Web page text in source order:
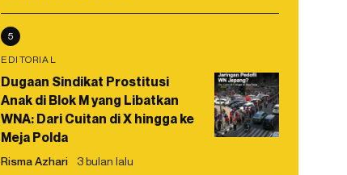
5
EDITORIAL
Dugaan Sindikat Prostitusi
Anak di Blok M yang Libatkan
WNA: Dari Cuitan di X hingga ke
Meja Polda
Risma Azhari 3 bulan lalu